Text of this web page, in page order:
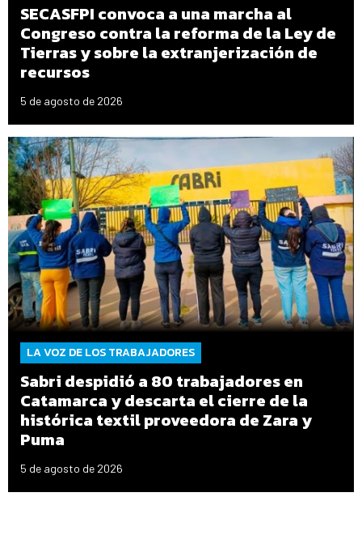
SECASFPI convoca a una marcha al
Congreso contra la reforma de la Ley de
Tierras y sobre la extranjerización de
recursos
5 de agosto de 2026
LA VOZ DE LOS TRABAJADORES
Sabri despidió a 80 trabajadores en
Catamarca y descarta el cierre de la
histórica textil proveedora de Zara y
Puma
5 de agosto de 2026